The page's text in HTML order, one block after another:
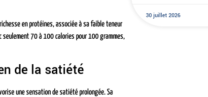
en protéines, associée à sa faible teneur
70 à 100 calories pour 100 grammes,
de la satiété
une sensation de satiété prolongée. Sa
30 juillet 2026